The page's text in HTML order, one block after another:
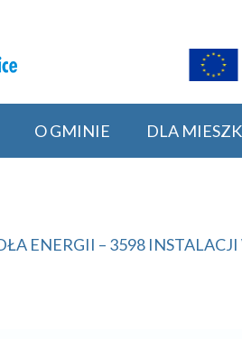
O GMINIE DLA
ENERGII – 3598